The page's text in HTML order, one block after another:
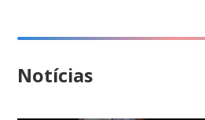
Notícias